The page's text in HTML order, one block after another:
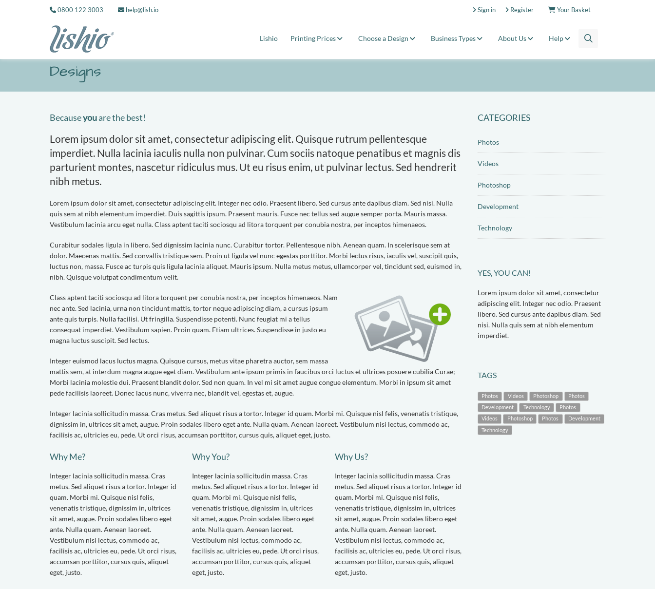
0800 122 3003 help@lish.io Your Basket
Register
Sign in
Lishio Printing Prices Choose a Design Business Types About Us Help
Designs
Becauseyouare the best!
Lorem ipsum dolor sit amet, consectetur adipiscing elit. Quisque rutrum pellentesque
imperdiet. Nulla lacinia iaculis nulla non pulvinar. Cum sociis natoque penatibus et magnis dis
parturient montes, nascetur ridiculus mus. Ut eu risus enim, ut pulvinar lectus. Sed hendrerit
nibh metus.
Lorem ipsum dolor sit amet, consectetur adipiscing elit. Integer nec odio. Praesent libero. Sed cursus ante dapibus diam. Sed nisi. Nulla
quis sem at nibh elementum imperdiet. Duis sagittis ipsum. Praesent mauris. Fusce nec tellus sed augue semper porta. Mauris massa.
Vestibulum lacinia arcu eget nulla. Class aptent taciti sociosqu ad litora torquent per conubia nostra, per inceptos himenaeos.
Curabitur sodales ligula in libero. Sed dignissim lacinia nunc. Curabitur tortor. Pellentesque nibh. Aenean quam. In scelerisque sem at
dolor. Maecenas mattis. Sed convallis tristique sem. Proin ut ligula vel nunc egestas porttitor. Morbi lectus risus, iaculis vel, suscipit quis,
luctus non, massa. Fusce ac turpis quis ligula lacinia aliquet. Mauris ipsum. Nulla metus metus, ullamcorper vel, tincidunt sed, euismod in,
nibh. Quisque volutpat condimentum velit.
Class aptent taciti sociosqu ad litora torquent per conubia nostra, per inceptos himenaeos. Nam
nec ante. Sed lacinia, urna non tincidunt mattis, tortor neque adipiscing diam, a cursus ipsum
ante quis turpis. Nulla facilisi. Ut fringilla. Suspendisse potenti. Nunc feugiat mi a tellus
consequat imperdiet. Vestibulum sapien. Proin quam. Etiam ultrices. Suspendisse in justo eu
magna luctus suscipit. Sed lectus.
Integer euismod lacus luctus magna. Quisque cursus, metus vitae pharetra auctor, sem massa
mattis sem, at interdum magna augue eget diam. Vestibulum ante ipsum primis in faucibus orci luctus et ultrices posuere cubilia Curae;
Morbi lacinia molestie dui. Praesent blandit dolor. Sed non quam. In vel mi sit amet augue congue elementum. Morbi in ipsum sit amet
pede facilisis laoreet. Donec lacus nunc, viverra nec, blandit vel, egestas et, augue.
Integer lacinia sollicitudin massa. Cras metus. Sed aliquet risus a tortor. Integer id quam. Morbi mi. Quisque nisl felis, venenatis tristique,
dignissim in, ultrices sit amet, augue. Proin sodales libero eget ante. Nulla quam. Aenean laoreet. Vestibulum nisi lectus, commodo ac,
facilisis ac, ultricies eu, pede. Ut orci risus, accumsan porttitor, cursus quis, aliquet eget, justo.
Why Me?
Integer lacinia sollicitudin massa. Cras
metus. Sed aliquet risus a tortor. Integer id
quam. Morbi mi. Quisque nisl felis,
venenatis tristique, dignissim in, ultrices
sit amet, augue. Proin sodales libero eget
ante. Nulla quam. Aenean laoreet.
Vestibulum nisi lectus, commodo ac,
facilisis ac, ultricies eu, pede. Ut orci risus,
accumsan porttitor, cursus quis, aliquet
eget, justo.
Why You?
Integer lacinia sollicitudin massa. Cras
metus. Sed aliquet risus a tortor. Integer id
quam. Morbi mi. Quisque nisl felis,
venenatis tristique, dignissim in, ultrices
sit amet, augue. Proin sodales libero eget
ante. Nulla quam. Aenean laoreet.
Vestibulum nisi lectus, commodo ac,
facilisis ac, ultricies eu, pede. Ut orci risus,
accumsan porttitor, cursus quis, aliquet
eget, justo.
Why Us?
Integer lacinia sollicitudin massa. Cras
metus. Sed aliquet risus a tortor. Integer id
quam. Morbi mi. Quisque nisl felis,
venenatis tristique, dignissim in, ultrices
sit amet, augue. Proin sodales libero eget
ante. Nulla quam. Aenean laoreet.
Vestibulum nisi lectus, commodo ac,
facilisis ac, ultricies eu, pede. Ut orci risus,
accumsan porttitor, cursus quis, aliquet
eget, justo.
CATEGORIES
Photos
Videos
Photoshop
Development
Technology
YES, YOU CAN!
Lorem ipsum dolor sit amet, consectetur
adipiscing elit. Integer nec odio. Praesent
libero. Sed cursus ante dapibus diam. Sed
nisi. Nulla quis sem at nibh elementum
imperdiet.
TAGS
Photos Videos Photoshop
Photos
Development
Technology
Photos
Videos
Photoshop Photos
Development
Technology